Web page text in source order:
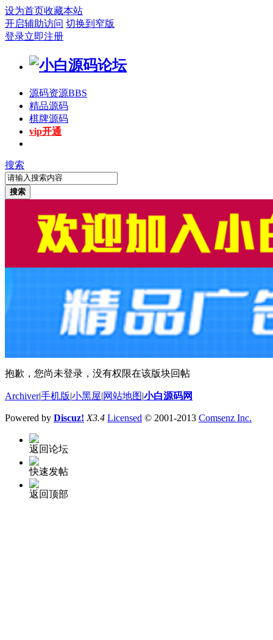
设为首页收藏本站
开启辅助访问 切换到窄版
登录立即注册
源码资源BBS
精品源码
棋牌源码
vip开通
搜索
搜索
抱歉，您尚未登录，没有权限在该版块回帖
Archiver|手机版 小黑屋 网站地图 小白源码网
Powered by Discuz! X3.4 Licensed © 2001-2013 Comsenz Inc.
返回论坛
快速发帖
返回顶部